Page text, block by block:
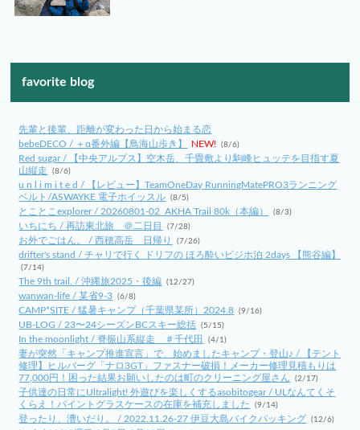
favorite blog
先輩と後輩、距離が変わった日から始まる恋
bebeDECO / ＋α番外編【鳥海山歩き】
NEW! (8/6)
Red sugar / 【中央アルプス】空木岳、千畳敷より駒峰ヒュッテを目指す夏
山縦走
(8/6)
u n l i m i t e d / 【レビュー】TeamOneDay RunningMatePRO3ランニング
ベルト/ASWAYKE 電子ホイッスル (8/5)
とことこexplorer / 20260801-02_AKHA Trail 80k（本編） (8/3)
いちにち / 再訪東北旅 ＠二日目 (7/28)
お外でごはん。 / 西穂高岳 日帰り (7/26)
drifter's stand / チャリで行く ドリフの ほろ酔いビジホ泊 2days 【熊谷編】
(7/14)
The 9th trail. / 沖縄旅2025・後編 (12/27)
wanwan-life / 某省9-3 (6/8)
CAMP*SITE / 猛暑キャンプ（千葉県某所）2024.8 (9/16)
UB-LOG / 23〜24シーズンBCスキー総括 (5/15)
In the moonlight / 脊振山系縦走 ＃千代田 (4/1)
妻が突然「キャンプ推進宣言」で、始めましたキャンプ・登山♪ / 【テント
修理】ヒルバーグ「ナロ3GT」ファスナー破損！メーカー修理見積もりは
77,000円！困った結果お願いしたのは町のクリーニング屋さん
(2/17)
子供達の日常にUltralight! 外遊びを楽しくするasobitogear / ULなんてくそ
くらえ！パイントグラスケースの在庫を補充しました
(9/14)
登ったり、漕いだり。 / 2022.11.26-27 伊豆大島バイクパッキング (12/6)